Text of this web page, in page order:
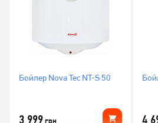
Бойлер Nova Tec NT-S 50
3 999грн 4